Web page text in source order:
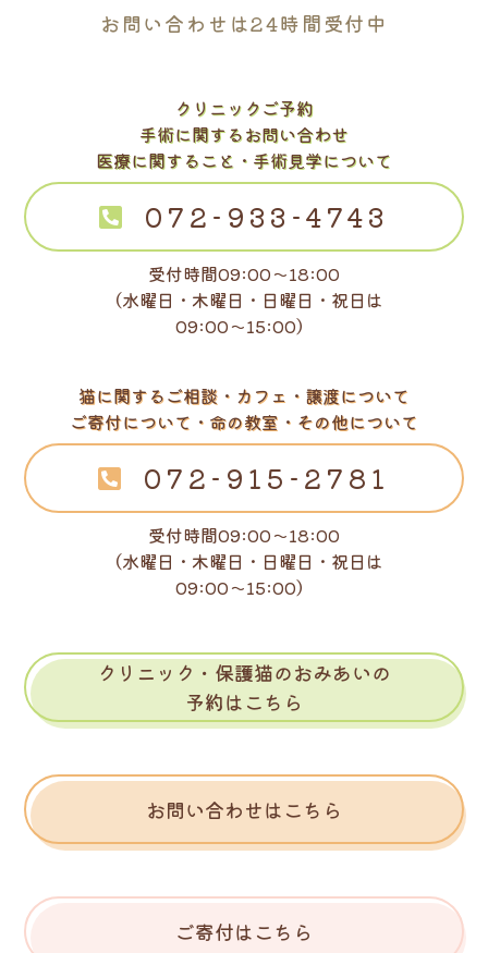
お問い合わせは24時間受付中
クリニックご予約
手術に関するお問い合わせ
医療に関すること・手術見学について
072-933-4743
受付時間09:00～18:00
（水曜日・木曜日・日曜日・祝日は
09:00～15:00）
猫に関するご相談・カフェ・譲渡について
ご寄付について・命の教室・その他について
072-915-2781
受付時間09:00～18:00
（水曜日・木曜日・日曜日・祝日は
09:00～15:00）
クリニック・保護猫のおみあいの
予約はこちら
お問い合わせはこちら
ご寄付はこちら